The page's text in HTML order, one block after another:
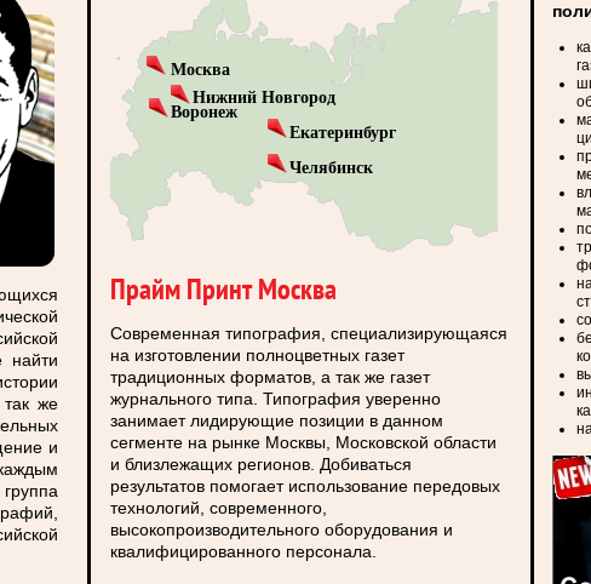
найти
же
и
Москва
Воронеж
Екатеринбург
Нижний Новгород
Челябинск
Прайм Принт Москва
Современная типография, специализирующаяся
на изготовлении полноцветных газет
традиционных форматов, а так же газет
журнального типа. Типография уверенно
занимает лидирующие позиции в данном
сегменте на рынке Москвы, Московской области
и близлежащих регионов. Добиваться
результатов помогает использование передовых
технологий, современного,
высокопроизводительного оборудования и
квалифицированного персонала.